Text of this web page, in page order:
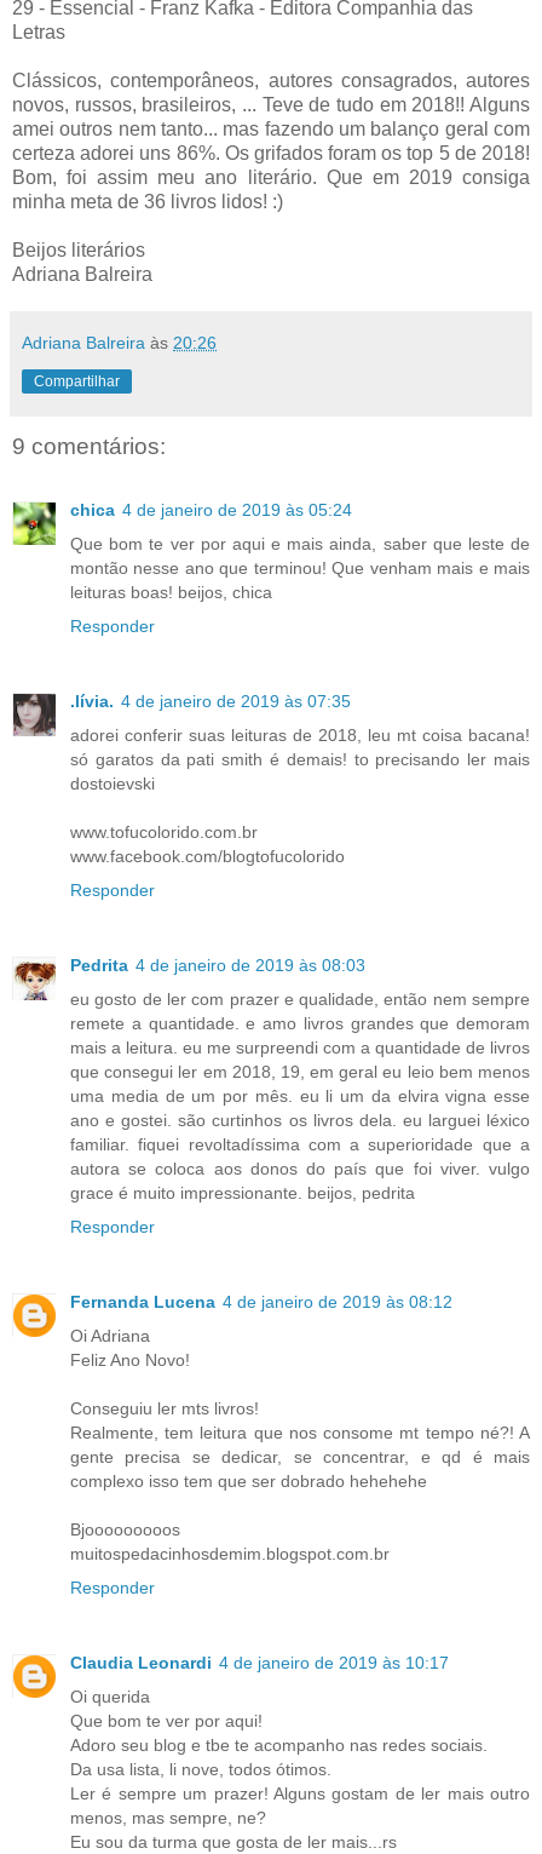
29 - Essencial - Franz Kafka - Editora Companhia das
Letras
Clássicos, contemporâneos, autores consagrados, autores
novos, russos, brasileiros, ... Teve de tudo em 2018!! Alguns
amei outros nem tanto... mas fazendo um balanço geral com
certeza adorei uns 86%. Os grifados foram os top 5 de 2018!
Bom, foi assim meu ano literário. Que em 2019 consiga
minha meta de 36 livros lidos! :)
Beijos literários
Adriana Balreira
Adriana Balreira às 20:26
Compartilhar
9 comentários:
chica 4 de janeiro de 2019 às 05:24
Que bom te ver por aqui e mais ainda, saber que leste de
montão nesse ano que terminou! Que venham mais e mais
leituras boas! beijos, chica
Responder
.lívia. 4 de janeiro de 2019 às 07:35
adorei conferir suas leituras de 2018, leu mt coisa bacana!
só garatos da pati smith é demais! to precisando ler mais
dostoievski
www.tofucolorido.com.br
www.facebook.com/blogtofucolorido
Responder
Pedrita 4 de janeiro de 2019 às 08:03
eu gosto de ler com prazer e qualidade, então nem sempre
remete a quantidade. e amo livros grandes que demoram
mais a leitura. eu me surpreendi com a quantidade de livros
que consegui ler em 2018, 19, em geral eu leio bem menos
uma media de um por mês. eu li um da elvira vigna esse
ano e gostei. são curtinhos os livros dela. eu larguei léxico
familiar. fiquei revoltadíssima com a superioridade que a
autora se coloca aos donos do país que foi viver. vulgo
grace é muito impressionante. beijos, pedrita
Responder
Fernanda Lucena 4 de janeiro de 2019 às 08:12
Oi Adriana
Feliz Ano Novo!
Conseguiu ler mts livros!
Realmente, tem leitura que nos consome mt tempo né?! A
gente precisa se dedicar, se concentrar, e qd é mais
complexo isso tem que ser dobrado hehehehe
Bjooooooooos
muitospedacinhosdemim.blogspot.com.br
Responder
Claudia Leonardi 4 de janeiro de 2019 às 10:17
Oi querida
Que bom te ver por aqui!
Adoro seu blog e tbe te acompanho nas redes sociais.
Da usa lista, li nove, todos ótimos.
Ler é sempre um prazer! Alguns gostam de ler mais outro
menos, mas sempre, ne?
Eu sou da turma que gosta de ler mais...rs